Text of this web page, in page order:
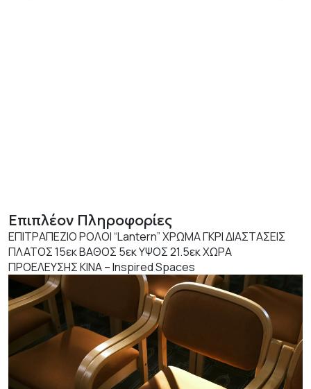
Επιπλέον Πληροφορίες
ΕΠΙΤΡΑΠΕΖΙΟ ΡΟΛΟΙ “Lantern” ΧΡΩΜΑ ΓΚΡΙ ΔΙΑΣΤΑΣΕΙΣ
ΠΛΑΤΟΣ 15εκ ΒΑΘΟΣ 5εκ ΥΨΟΣ 21.5εκ ΧΩΡΑ
ΠΡΟΕΛΕΥΣΗΣ ΚΙΝΑ – Inspired Spaces